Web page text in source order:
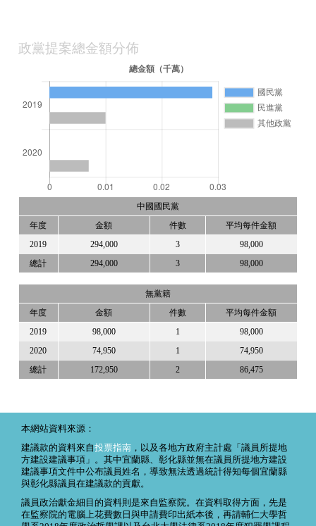
政黨提案總金額分佈
中國國民黨
年度 金額 件數 平均每件金額
2019 294,000 3 98,000
總計 294,000 3 98,000
無黨籍
年度 金額 件數 平均每件金額
2019 98,000 1 98,000
2020 74,950 1 74,950
總計 172,950 2 86,475
本網站資料來源：
建議款的資料來自投票指南 ，以及各地方政府主計處「議員所提地
方建設建議事項」。其中宜蘭縣、彰化縣並無在議員所提地方建設
建議事項文件中公布議員姓名，導致無法透過統計得知每個宜蘭縣
與彰化縣議員在建議款的貢獻。
議員政治獻金細目的資料則是來自監察院。在資料取得方面，先是
在監察院的電腦上花費數日與申請費印出紙本後，再請輔仁大學哲